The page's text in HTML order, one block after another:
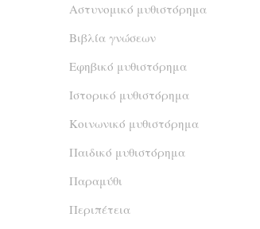
Αστυνομικό μυθιστόρημα
Βιβλία γνώσεων
Εφηβικό μυθιστόρημα
Ιστορικό μυθιστόρημα
Κοινωνικό μυθιστόρημα
Παιδικό μυθιστόρημα
Παραμύθι
Περιπέτεια